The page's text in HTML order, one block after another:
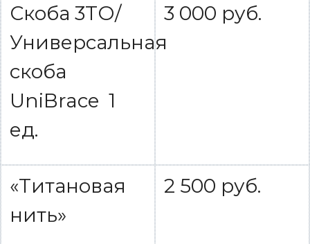
Скоба 3ТО/
Универсальная
скоба
UniBrace 1
ед.
3 000 руб.
«Титановая
нить»
2 500 руб.